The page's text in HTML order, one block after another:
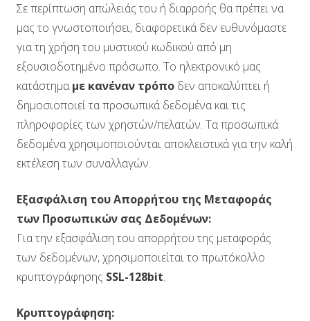
Σε περίπτωση απώλειάς του ή διαρροής θα πρέπει να
μας το γνωστοποιήσει, διαφορετικά δεν ευθυνόμαστε
για τη χρήση του μυστικού κωδικού από μη
εξουσιοδοτημένο πρόσωπο. Το ηλεκτρονικό μας
κατάστημα με κανέναν τρόπο δεν αποκαλύπτει ή
δημοσιοποιεί τα προσωπικά δεδομένα και τις
πληροφορίες των χρηστών/πελατών. Τα προσωπικά
δεδομένα χρησιμοποιούνται αποκλειστικά για την καλή
εκτέλεση των συναλλαγών.
Εξασφάλιση του Απορρήτου της Μεταφοράς
των Προσωπικών σας Δεδομένων:
Για την εξασφάλιση του απορρήτου της μεταφοράς
των δεδομένων, χρησιμοποιείται το πρωτόκολλο
κρυπτογράφησης SSL-128bit.
Κρυπτογράφηση: